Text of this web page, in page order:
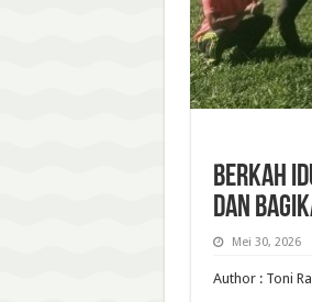
Berkah
dan
Mei 30, 2026
Author : Toni